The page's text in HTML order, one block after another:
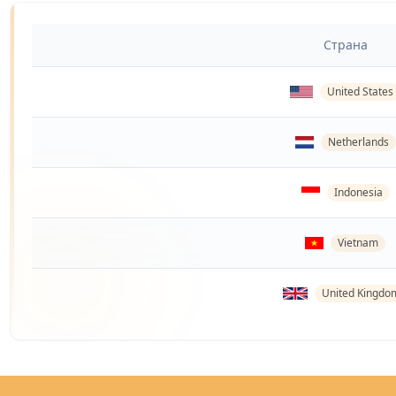
Страна
United States
Netherlands
Indonesia
Vietnam
United